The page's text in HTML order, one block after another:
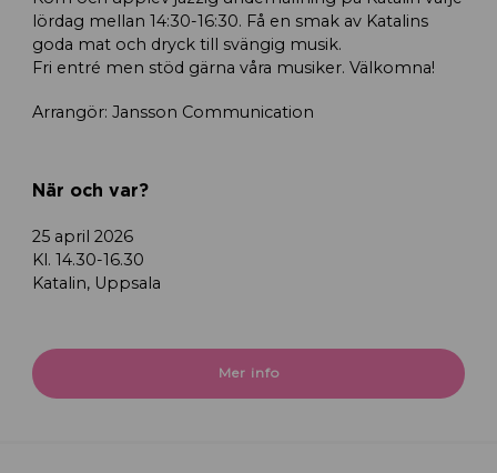
lördag mellan 14:30-16:30. Få en smak av Katalins
goda mat och dryck till svängig musik.
Fri entré men stöd gärna våra musiker. Välkomna!
Arrangör: Jansson Communication
När och var?
25 april 2026
Kl. 14.30-16.30
Katalin, Uppsala
Mer info